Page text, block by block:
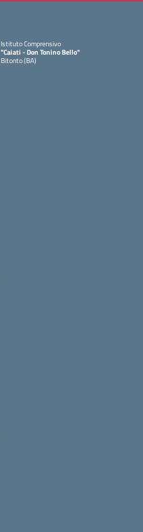
Istituto Comprensivo
"Caiati - Don Tonino Bello"
Bitonto (BA)